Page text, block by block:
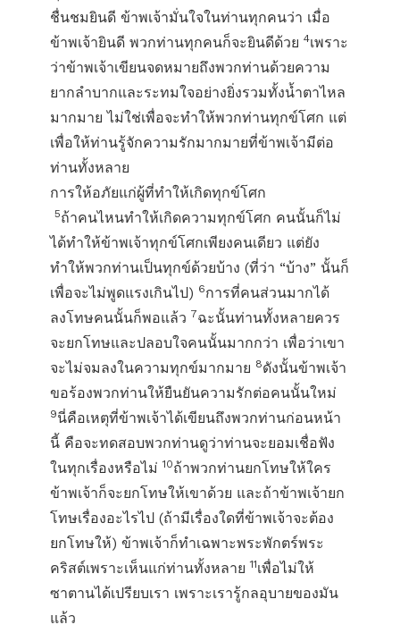
ชื่นชมยินดี ข้าพเจ้ามั่นใจในท่านทุกคนว่า เมื่อ
ข้าพเจ้ายินดี พวกท่านทุกคนก็จะยินดีด้วย 4เพราะ
ว่าข้าพเจ้าเขียนจดหมายถึงพวกท่านด้วยความ
ยากลำบากและระทมใจอย่างยิ่งรวมทั้งน้ำตาไหล
มากมาย ไม่ใช่เพื่อจะทำให้พวกท่านทุกข์โศก แต่
เพื่อให้ท่านรู้จักความรักมากมายที่ข้าพเจ้ามีต่อ
ท่านทั้งหลาย
การให้อภัยแก่ผู้ที่ทำให้เกิดทุกข์โศก
5ถ้าคนไหนทำให้เกิดความทุกข์โศก คนนั้นก็ไม่
ได้ทำให้ข้าพเจ้าทุกข์โศกเพียงคนเดียว แต่ยัง
ทำให้พวกท่านเป็นทุกข์ด้วยบ้าง (ที่ว่า “บ้าง” นั้นก็
เพื่อจะไม่พูดแรงเกินไป) 6การที่คนส่วนมากได้
ลงโทษคนนั้นก็พอแล้ว 7ฉะนั้นท่านทั้งหลายควร
จะยกโทษและปลอบใจคนนั้นมากกว่า เพื่อว่าเขา
จะไม่จมลงในความทุกข์มากมาย 8ดังนั้นข้าพเจ้า
ขอร้องพวกท่านให้ยืนยันความรักต่อคนนั้นใหม่
9นี่คือเหตุที่ข้าพเจ้าได้เขียนถึงพวกท่านก่อนหน้า
นี้ คือจะทดสอบพวกท่านดูว่าท่านจะยอมเชื่อฟัง
ในทุกเรื่องหรือไม่10ถ้าพวกท่านยกโทษให้ใคร
ข้าพเจ้าก็จะยกโทษให้เขาด้วย และถ้าข้าพเจ้ายก
โทษเรื่องอะไรไป (ถ้ามีเรื่องใดที่ข้าพเจ้าจะต้อง
ยกโทษให้) ข้าพเจ้าก็ทำเฉพาะพระพักตร์พระ
คริสต์เพราะเห็นแก่ท่านทั้งหลาย11เพื่อไม่ให้
ซาตานได้เปรียบเรา เพราะเรารู้กลอุบายของมัน
แล้ว